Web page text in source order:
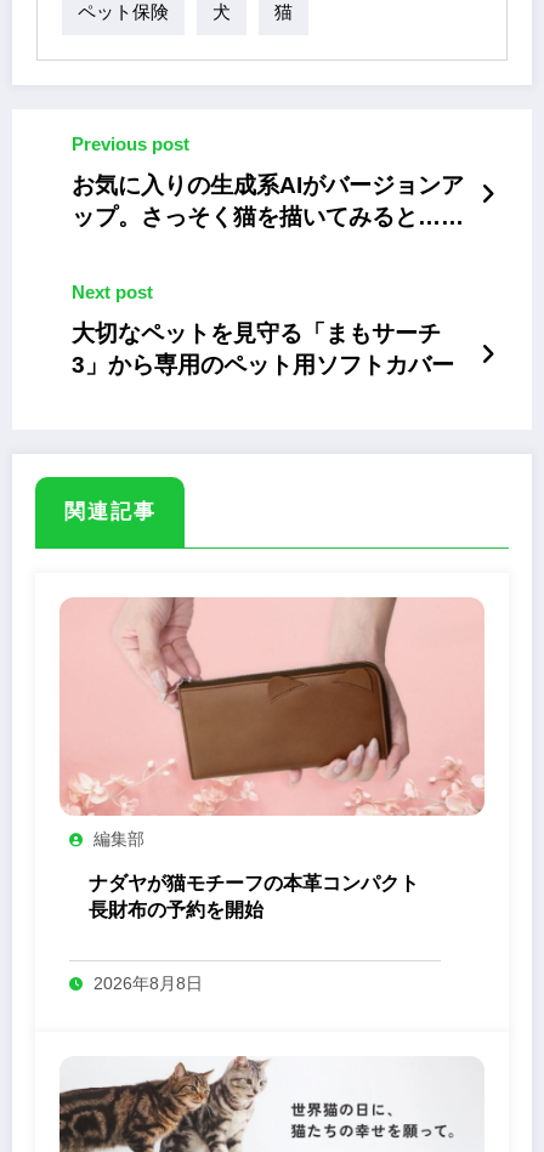
ペット保険 犬 猫
Previous post
お気に入りの生成系AIがバージョンア
ップ。さっそく猫を描いてみると……
Next post
大切なペットを見守る「まもサーチ
3」から専用のペット用ソフトカバー
関連記事
編集部
ナダヤが猫モチーフの本革コンパクト
長財布の予約を開始
2026年8月8日